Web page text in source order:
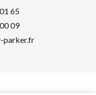
65
09
parker.fr